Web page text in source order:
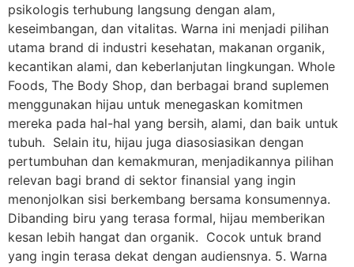
psikologis terhubung langsung dengan alam,
keseimbangan, dan vitalitas. Warna ini menjadi pilihan
utama brand di industri kesehatan, makanan organik,
kecantikan alami, dan keberlanjutan lingkungan. Whole
Foods, The Body Shop, dan berbagai brand suplemen
menggunakan hijau untuk menegaskan komitmen
mereka pada hal-hal yang bersih, alami, dan baik untuk
tubuh. Selain itu, hijau juga diasosiasikan dengan
pertumbuhan dan kemakmuran, menjadikannya pilihan
relevan bagi brand di sektor finansial yang ingin
menonjolkan sisi berkembang bersama konsumennya.
Dibanding biru yang terasa formal, hijau memberikan
kesan lebih hangat dan organik. Cocok untuk brand
yang ingin terasa dekat dengan audiensnya. 5. Warna